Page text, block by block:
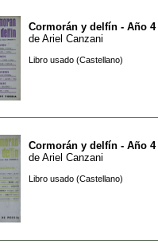
Cormorán y delfín - Año 4
de Ariel Canzani
Libro usado (Castellano)
Cormorán y delfín - Año 4
de Ariel Canzani
Libro usado (Castellano)